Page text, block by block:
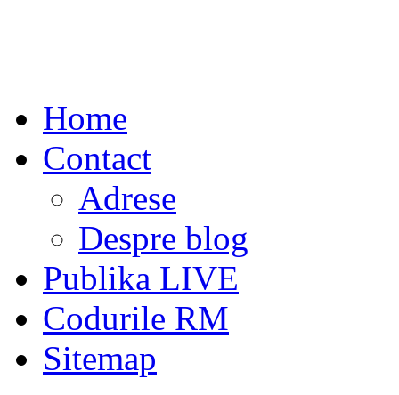
Home
Contact
Adrese
Despre blog
Publika LIVE
Codurile RM
Sitemap